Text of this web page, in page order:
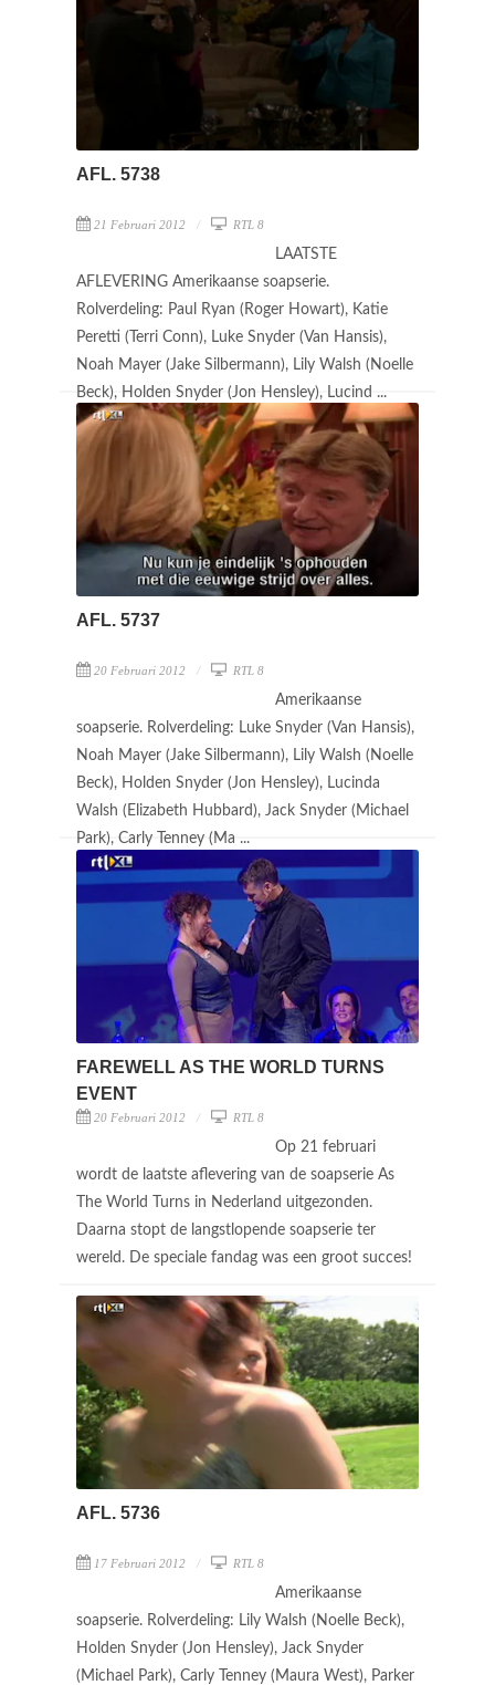
AFL. 5738
21 Februari 2012 RTL 8
LAATSTE
AFLEVERING Amerikaanse soapserie.
Rolverdeling: Paul Ryan (Roger Howart), Katie
Peretti (Terri Conn), Luke Snyder (Van Hansis),
Noah Mayer (Jake Silbermann), Lily Walsh (Noelle
Beck), Holden Snyder (Jon Hensley), Lucind ...
AFL. 5737
20 Februari 2012 RTL 8
Amerikaanse
soapserie. Rolverdeling: Luke Snyder (Van Hansis),
Noah Mayer (Jake Silbermann), Lily Walsh (Noelle
Beck), Holden Snyder (Jon Hensley), Lucinda
Walsh (Elizabeth Hubbard), Jack Snyder (Michael
Park), Carly Tenney (Ma ...
FAREWELL AS THE WORLD TURNS
EVENT
20 Februari 2012 RTL 8
Op 21 februari
wordt de laatste aflevering van de soapserie As
The World Turns in Nederland uitgezonden.
Daarna stopt de langstlopende soapserie ter
wereld. De speciale fandag was een groot succes!
AFL. 5736
17 Februari 2012 RTL 8
Amerikaanse
soapserie. Rolverdeling: Lily Walsh (Noelle Beck),
Holden Snyder (Jon Hensley), Jack Snyder
(Michael Park), Carly Tenney (Maura West), Parker